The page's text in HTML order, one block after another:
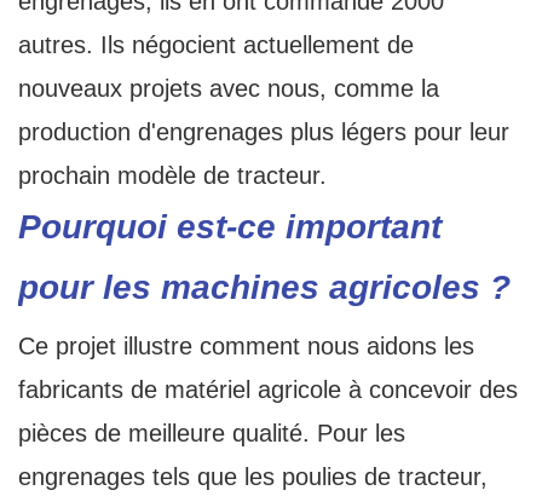
autres. Ils négocient actuellement de
nouveaux projets avec nous, comme la
production d'engrenages plus légers pour leur
prochain modèle de tracteur.
Pourquoi est-ce important
pour les machines agricoles ?
Ce projet illustre comment nous aidons les
fabricants de matériel agricole à concevoir des
pièces de meilleure qualité. Pour les
engrenages tels que les poulies de tracteur,